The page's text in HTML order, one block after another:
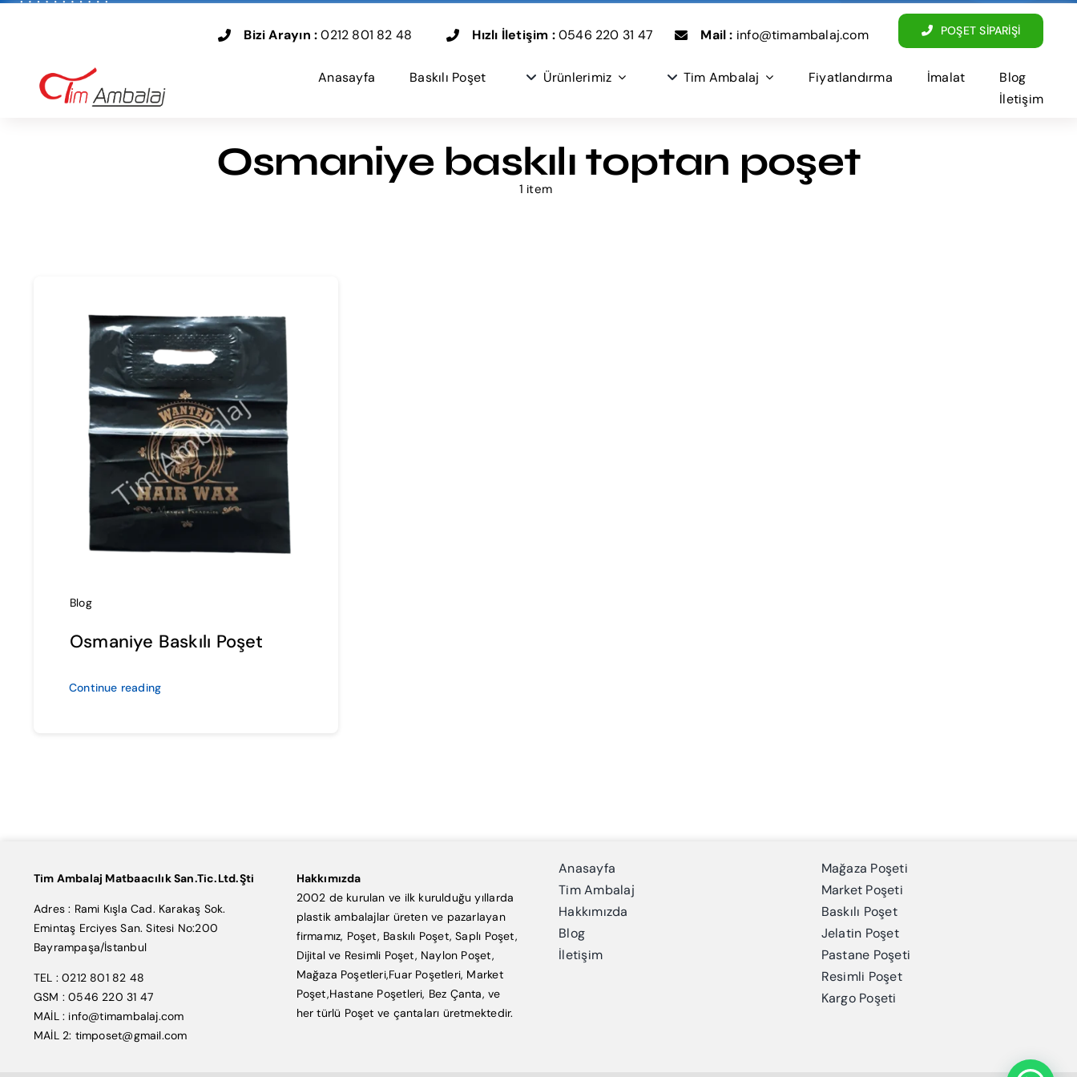
Bizi Arayın :0212 801 82 48 Hızlı İletişim :0546 220 31 47 Mail : info@timambalaj.com POŞET SİPARİŞİ
Anasayfa Baskılı Poşet Ürünlerimiz Tim Ambalaj Fiyatlandırma İmalat
Blog
İletişim
Osmaniye baskılı toptan poşet
1 item
Blog
Osmaniye Baskılı Poşet
Continue reading
Tim Ambalaj Matbaacılık San.Tic.Ltd.Şti
Adres : Rami Kışla Cad. Karakaş Sok.
Emintaş Erciyes San. Sitesi No:200
Bayrampaşa/İstanbul
TEL : 0212 801 82 48
GSM : 0546 220 31 47
MAİL : info@timambalaj.com
MAİL 2: timposet@gmail.com
Hakkımızda
2002 de kurulan ve ilk kurulduğu yıllarda
plastik ambalajlar üreten ve pazarlayan
firmamız, Poşet, Baskılı Poşet, Saplı Poşet,
Dijital ve Resimli Poşet, Naylon Poşet,
Mağaza Poşetleri,Fuar Poşetleri, Market
Poşet,Hastane Poşetleri, Bez Çanta, ve
her türlü Poşet ve çantaları üretmektedir.
Anasayfa
Tim Ambalaj
Hakkımızda
Blog
İletişim
Mağaza Poşeti
Market Poşeti
Baskılı Poşet
Jelatin Poşet
Pastane Poşeti
Resimli Poşet
Kargo Poşeti